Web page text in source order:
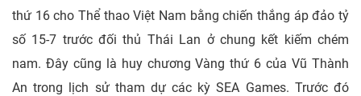
thứ 16 cho Thể thao Việt Nam bằng chiến thắng áp đảo tỷ
số 15-7 trước đối thủ Thái Lan ở chung kết kiếm chém
nam. Đây cũng là huy chương Vàng thứ 6 của Vũ Thành
An trong lịch sử tham dự các kỳ SEA Games. Trước đó